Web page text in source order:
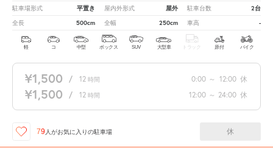
駐車場形式 平置き 屋内外形式 屋外 駐車台数 2台
全長 500cm 全幅 250cm 車高 -
軽 コ 中型 ボックス SUV 大型車 トラック 原付 バイク
¥1,500 / 12 時間 0:00 ～ 12:00 休
¥1,500 / 12 時間 12:00 ～ 24:00 休
79人がお気に入りの駐車場 休